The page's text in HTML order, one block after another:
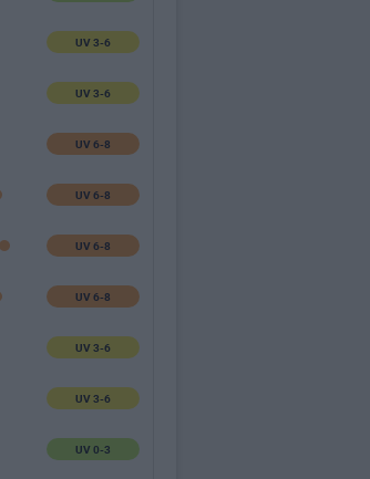
UV 3-6
UV 3-6
UV 6-8
UV 6-8
UV 6-8
UV 6-8
UV 3-6
UV 3-6
UV 0-3